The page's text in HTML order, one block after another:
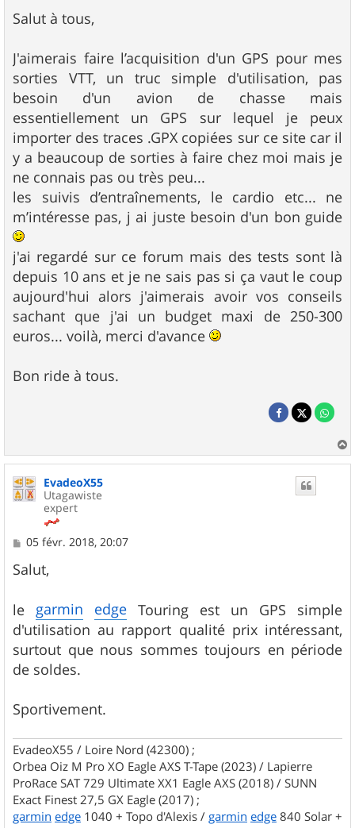
s
s
g
e
Salut à tous,
J'aimerais faire l’acquisition d'un GPS pour mes
sorties VTT, un truc simple d'utilisation, pas
besoin d'un avion de chasse mais
essentiellement un GPS sur lequel je peux
importer des traces .GPX copiées sur ce site car il
y a beaucoup de sorties à faire chez moi mais je
ne connais pas ou très peu...
les suivis d’entraînements, le cardio etc... ne
m’intéresse pas, j ai juste besoin d'un bon guide
j'ai regardé sur ce forum mais des tests sont là
depuis 10 ans et je ne sais pas si ça vaut le coup
aujourd'hui alors j'aimerais avoir vos conseils
sachant que j'ai un budget maxi de 250-300
euros... voilà, merci d'avance
Bon ride à tous.
a
EvadeoX55
Utagawiste
expert
M
s
s
g
e
05 févr. 2018, 20:07
Salut,
le garmin edge Touring est un GPS simple
d'utilisation au rapport qualité prix intéressant,
surtout que nous sommes toujours en période
de soldes.
Sportivement.
EvadeoX55 / Loire Nord (42300) ;
Orbea Oiz M Pro XO Eagle AXS T-Tape (2023) / Lapierre
ProRace SAT 729 Ultimate XX1 Eagle AXS (2018) / SUNN
Exact Finest 27,5 GX Eagle (2017) ;
garmin edge 1040 + Topo d'Alexis / garmin edge 840 Solar +